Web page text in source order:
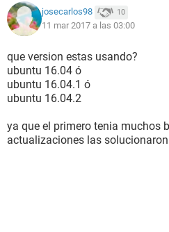
josecarlos98 10
11 mar 2017 a las 03:00
que version estas usando?
ubuntu 16.04 ó
ubuntu 16.04.1 ó
ubuntu 16.04.2
ya que el primero tenia muchos
actualizaciones las solucionaron